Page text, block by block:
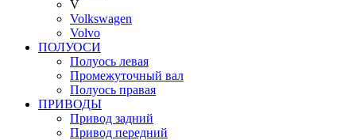
V
Volkswagen
Volvo
ПОЛУОСИ
Полуось левая
Промежуточный вал
Полуось правая
ПРИВОДЫ
Привод задний
Привод передний